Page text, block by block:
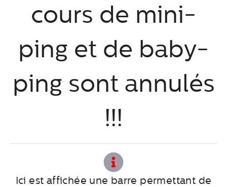
cours de mini-
ping et de baby-
ping sont annulés
!!!
Ici est affichée une barre permettant de